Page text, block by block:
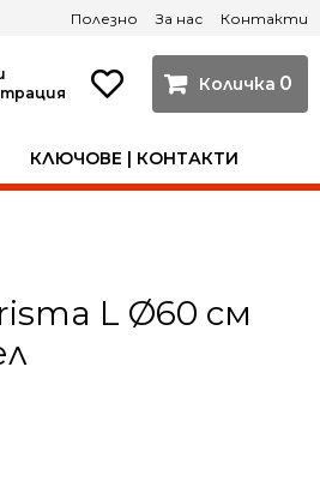
КЛЮЧОВЕ | КОНТАКТИ
0
Полезно За нас Контакти
L Ø60 см